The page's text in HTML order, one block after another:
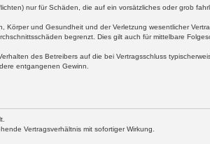
nur für Schäden, die auf ein vorsätzliches oder grob
und Gesundheit und der Verletzung wesentlicher
begrenzt. Dies gilt auch für mittelbare
des Betreibers auf die bei Vertragsschluss
entgangenen Gewinn.
Vertragsverhältnis mit sofortiger Wirkung.